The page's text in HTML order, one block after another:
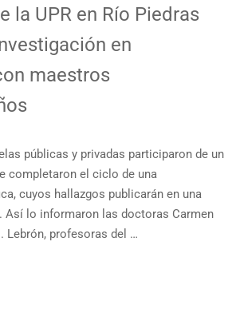
la UPR en Río Piedras
en
maestros
públicas y privadas participaron de un
completaron el ciclo de una
cuyos hallazgos publicarán en una
Así lo informaron las doctoras Carmen
Lebrón, profesoras del …